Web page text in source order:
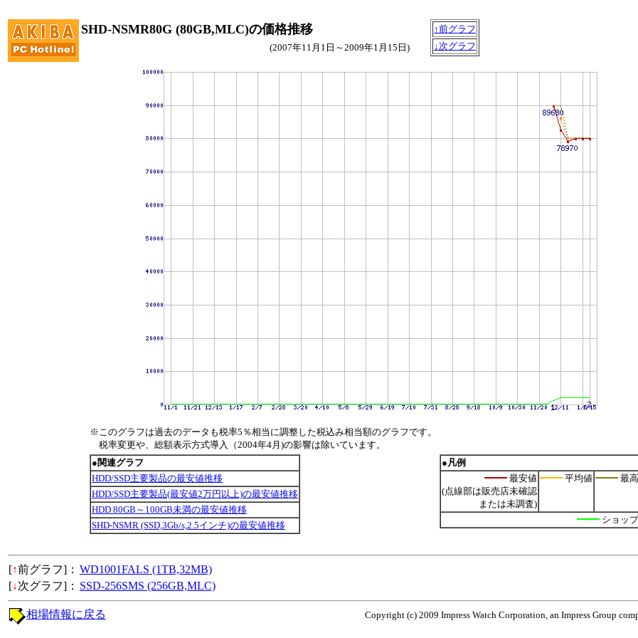
SHD-NSMR80G (80GB,MLC)の価格推移
↑前グラフ
↓次グラフ
(2007年11月1日～2009年1月15日)
※このグラフは過去のデータも税率5％相当に調整した税込み相当額のグラフです。
税率変更や、総額表示方式導入（2004年4月)の影響は除いています。
●関連グラフ
HDD/SSD主要製品の最安値推移
HDD/SSD主要製品(最安値2万円以上)の最安値推移
HDD 80GB～100GB未満の最安値推移
SHD-NSMR (SSD,3Gb/s,2.5インチ)の最安値推移
●凡例
最安値
(点線部は販売店未確認
または未調査)
平均値 最
ショッ
[↑前グラフ]： WD1001FALS (1TB,32MB)
[↓次グラフ]： SSD-256SMS (256GB,MLC)
Copyright (c) 2009 Impress Watch Corporation, an Impress Group
相場情報に戻る